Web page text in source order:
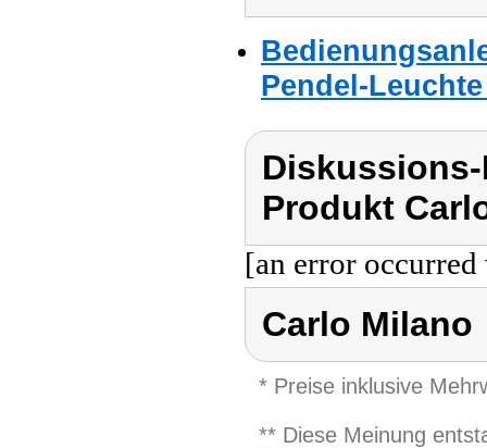
Pendel-
Produkt
[an error
Carlo Milano
* Preise inklusive
** Diese Meinung